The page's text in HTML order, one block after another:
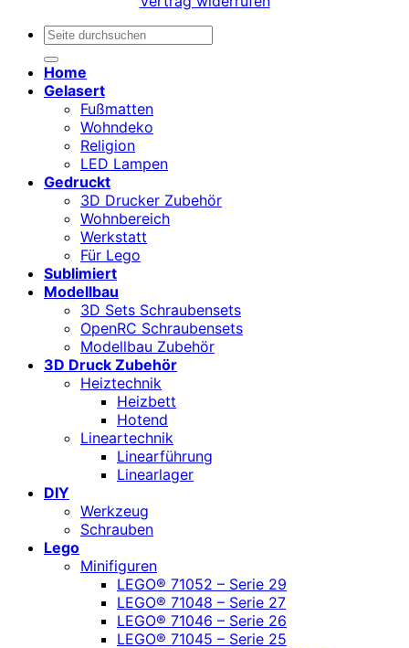
Suchen
Home
Gelasert
Fußmatten
Wohndeko
Religion
LED Lampen
Gedruckt
3D Drucker Zubehör
Wohnbereich
Werkstatt
Für Lego
Sublimiert
Modellbau
3D Sets Schraubensets
OpenRC Schraubensets
Modellbau Zubehör
3D Druck Zubehör
Heiztechnik
Heizbett
Hotend
Lineartechnik
Linearführung
Linearlager
DIY
Werkzeug
Schrauben
Lego
Minifiguren
LEGO® 71052 – Serie 29
LEGO® 71048 – Serie 27
LEGO® 71046 – Serie 26
LEGO® 71045 – Serie 25